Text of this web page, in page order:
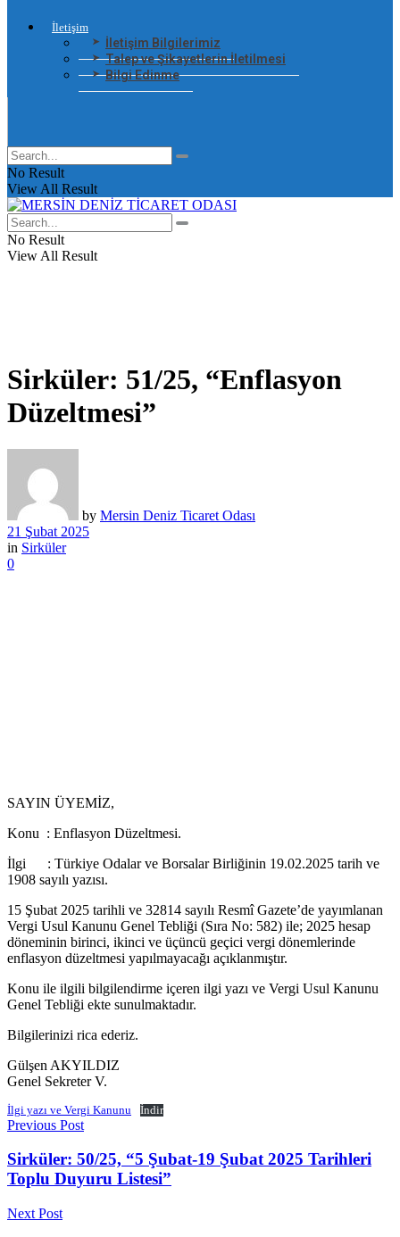
İletişim
İletişim Bilgilerimiz
Talep ve Şikayetlerin İletilmesi
Bilgi Edinme
No Result
View All Result
No Result
View All Result
Sirküler: 51/25, “Enflasyon
Düzeltmesi”
by Mersin Deniz Ticaret Odası
21 Şubat 2025
in Sirküler
0
SAYIN ÜYEMİZ,
Konu : Enflasyon Düzeltmesi.
İlgi : Türkiye Odalar ve Borsalar Birliğinin 19.02.2025 tarih ve
1908 sayılı yazısı.
15 Şubat 2025 tarihli ve 32814 sayılı Resmî Gazete’de yayımlanan
Vergi Usul Kanunu Genel Tebliği (Sıra No: 582) ile; 2025 hesap
döneminin birinci, ikinci ve üçüncü geçici vergi dönemlerinde
enflasyon düzeltmesi yapılmayacağı açıklanmıştır.
Konu ile ilgili bilgilendirme içeren ilgi yazı ve Vergi Usul Kanunu
Genel Tebliği ekte sunulmaktadır.
Bilgilerinizi rica ederiz.
Gülşen AKYILDIZ
Genel Sekreter V.
İlgi yazı ve Vergi Kanunu İndir
Previous Post
Sirküler: 50/25, “5 Şubat-19 Şubat 2025 Tarihleri
Toplu Duyuru Listesi”
Next Post